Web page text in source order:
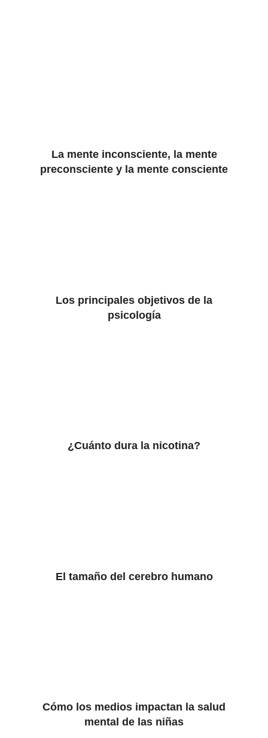
La mente inconsciente, la mente
preconsciente y la mente consciente
Los principales objetivos de la
psicología
¿Cuánto dura la nicotina?
El tamaño del cerebro humano
Cómo los medios impactan la salud
mental de las niñas